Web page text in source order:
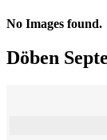
No Images found.
Döben